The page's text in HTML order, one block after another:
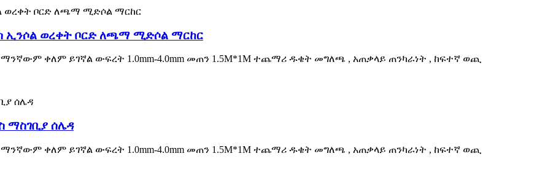
ኢንሶል ወረቀት ቦርድ ለጫማ ሚድሶል ማርከር
ቀለም ይገኛል ውፍረት 1.0mm-4.0mm መጠን 1.5M*1M ተጨማሪ ዱቄት መግለጫ , አጠቃላይ ጠንካራነት , ከፍተኛ ወጪ
ማስገቢያ ሰሌዳ
ቀለም ይገኛል ውፍረት 1.0mm-4.0mm መጠን 1.5M*1M ተጨማሪ ዱቄት መግለጫ , አጠቃላይ ጠንካራነት , ከፍተኛ ወጪ